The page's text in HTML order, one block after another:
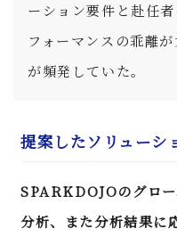
ーション要件と赴任
フォーマンスの乖離
が頻発していた。
提案したソリューシ
SPARKDOJOのグロ
分析、また分析結果に